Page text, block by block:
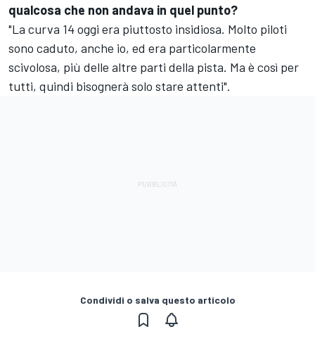
qualcosa che non andava in quel punto?
"La curva 14 oggi era piuttosto insidiosa. Molto piloti
sono caduto, anche io, ed era particolarmente
scivolosa, più delle altre parti della pista. Ma è così per
tutti, quindi bisognerà solo stare attenti".
Condividi o salva questo articolo